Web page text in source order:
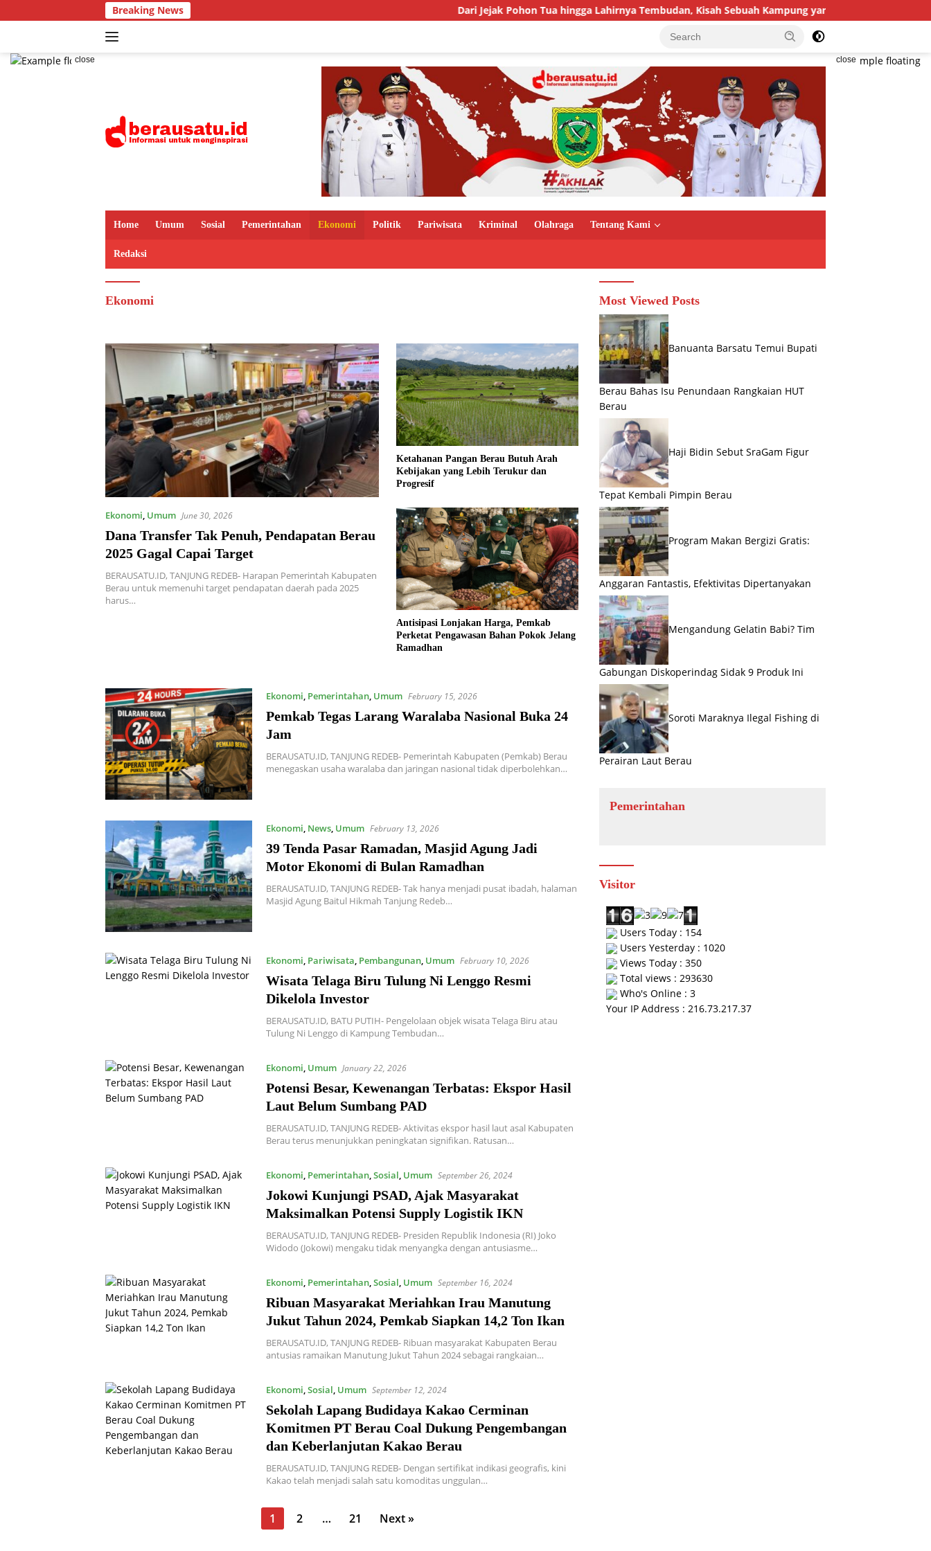
to
Breaking News Dari Jejak Pohon Tua hingga Lahirnya Tembudan, Kisah Sebuah Kampung yang Dipersatukan Sejarah
close close
Home Umum Sosial Pemerintahan Ekonomi Politik Pariwisata Kriminal Olahraga Tentang Kami
Redaksi
Ekonomi
Ekonomi, Umum June 30, 2026
Dana Transfer Tak Penuh, Pendapatan Berau
2025 Gagal Capai Target
BERAUSATU.ID, TANJUNG REDEB- Harapan Pemerintah Kabupaten
Berau untuk memenuhi target pendapatan daerah pada 2025
harus…
Ketahanan Pangan Berau Butuh Arah
Kebijakan yang Lebih Terukur dan
Progresif
Antisipasi Lonjakan Harga, Pemkab
Perketat Pengawasan Bahan Pokok Jelang
Ramadhan
Ekonomi, Pemerintahan, Umum February 15, 2026
Pemkab Tegas Larang Waralaba Nasional Buka 24
Jam
BERAUSATU.ID, TANJUNG REDEB- Pemerintah Kabupaten (Pemkab) Berau
menegaskan usaha waralaba dan jaringan nasional tidak diperbolehkan…
Ekonomi, News, Umum February 13, 2026
39 Tenda Pasar Ramadan, Masjid Agung Jadi
Motor Ekonomi di Bulan Ramadhan
BERAUSATU.ID, TANJUNG REDEB- Tak hanya menjadi pusat ibadah, halaman
Masjid Agung Baitul Hikmah Tanjung Redeb…
Ekonomi, Pariwisata, Pembangunan, Umum February 10, 2026
Wisata Telaga Biru Tulung Ni Lenggo Resmi
Dikelola Investor
BERAUSATU.ID, BATU PUTIH- Pengelolaan objek wisata Telaga Biru atau
Tulung Ni Lenggo di Kampung Tembudan…
Ekonomi, Umum January 22, 2026
Potensi Besar, Kewenangan Terbatas: Ekspor Hasil
Laut Belum Sumbang PAD
BERAUSATU.ID, TANJUNG REDEB- Aktivitas ekspor hasil laut asal Kabupaten
Berau terus menunjukkan peningkatan signifikan. Ratusan…
Ekonomi, Pemerintahan,Sosial, Umum September 26, 2024
Jokowi Kunjungi PSAD, Ajak Masyarakat
Maksimalkan Potensi Supply Logistik IKN
BERAUSATU.ID, TANJUNG REDEB- Presiden Republik Indonesia (RI) Joko
Widodo (Jokowi) mengaku tidak menyangka dengan antusiasme…
Ekonomi, Pemerintahan,Sosial, Umum September 16, 2024
Ribuan Masyarakat Meriahkan Irau Manutung
Jukut Tahun 2024, Pemkab Siapkan 14,2 Ton Ikan
BERAUSATU.ID, TANJUNG REDEB- Ribuan masyarakat Kabupaten Berau
antusias ramaikan Manutung Jukut Tahun 2024 sebagai rangkaian…
Ekonomi,Sosial, Umum September 12, 2024
Sekolah Lapang Budidaya Kakao Cerminan
Komitmen PT Berau Coal Dukung Pengembangan
dan Keberlanjutan Kakao Berau
BERAUSATU.ID, TANJUNG REDEB- Dengan sertifikat indikasi geografis, kini
Kakao telah menjadi salah satu komoditas unggulan…
1 2 … 21 Next »
Most Viewed Posts
Banuanta Barsatu Temui Bupati
Berau Bahas Isu Penundaan Rangkaian HUT
Berau
Haji Bidin Sebut SraGam Figur
Tepat Kembali Pimpin Berau
Program Makan Bergizi Gratis:
Anggaran Fantastis, Efektivitas Dipertanyakan
Mengandung Gelatin Babi? Tim
Gabungan Diskoperindag Sidak 9 Produk Ini
Soroti Maraknya Ilegal Fishing di
Perairan Laut Berau
Pemerintahan
Visitor
Users Today : 154
Users Yesterday : 1020
Views Today : 350
Total views : 293630
Who's Online : 3
Your IP Address : 216.73.217.37